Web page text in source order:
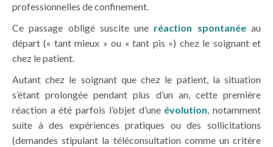
professionnelles de confinement.
Ce passage obligé suscite une réaction spontanéeau
départ (« tant mieux » ou « tant pis ») chez le soignant et
chez le patient.
Autant chez le soignant que chez le patient, la situation
s’étant prolongée pendant plus d’un an, cette première
réaction a été parfois l’objet d’une évolution, notamment
suite à des expériences pratiques ou des sollicitations
(demandes stipulant la téléconsultation comme un critère